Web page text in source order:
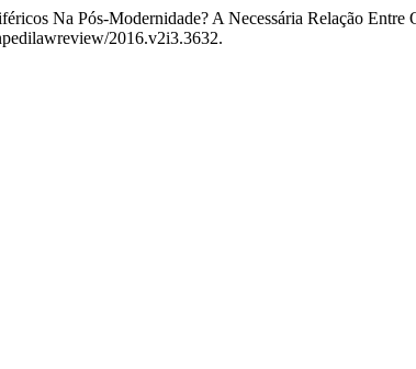
Na Pós-Modernidade? A Necessária Relação Entre
2016.v2i3.3632.